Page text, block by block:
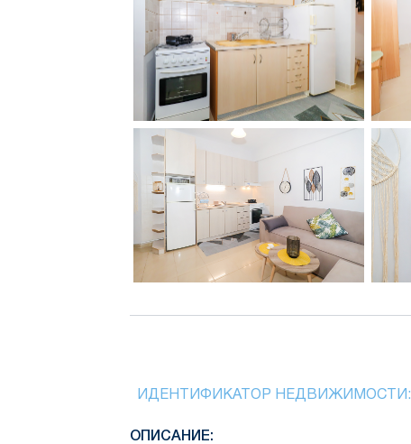
ИДЕНТИФИКАТОР НЕДВИЖИМОСТИ:
ОПИСАНИЕ: